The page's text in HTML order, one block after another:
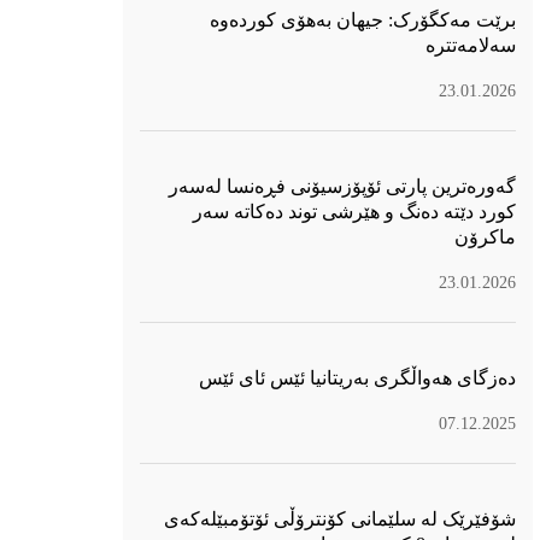
برێت مەکگۆرک: جیهان بەهۆی کوردەوە
سەلامەتترە
23.01.2026
گەورەترین پارتی ئۆپۆزسیۆنی فڕەنسا لەسەر
كورد دێتە دەنگ و هێرشی توند دەكاتە سەر
ماكرۆن
23.01.2026
دەزگای هەواڵگری بەریتانیا ئێس ئای ئێس
07.12.2025
شۆفێرێک لە سلێمانی کۆنترۆڵی ئۆتۆمبێلەکەی